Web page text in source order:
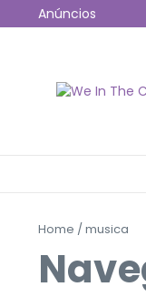
Ir para o conteúdo
Anúncios
Jão
Home /musica